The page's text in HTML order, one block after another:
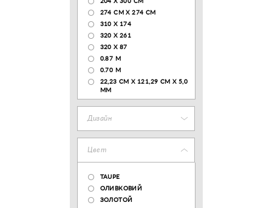
204 Х 300 СМ
274 СМ Х 274 СМ
310 X 174
320 X 261
320 X 87
0.87 M
0.70 M
22,23 CM X 121,29 CM X 5,0
MM
Дизайн
Цвет
TAUPE
ОЛИВКОВИЙ
ЗОЛОТОЙ